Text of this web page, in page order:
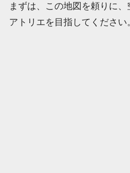
まずは、この地図を頼りに
アトリエを目指してください